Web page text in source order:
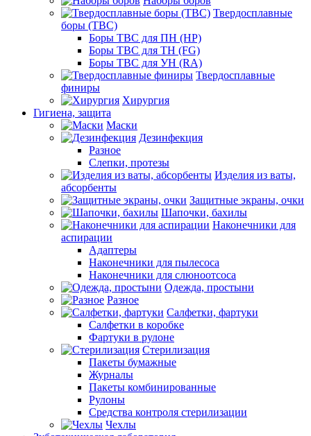
Твердосплавные
боры (ТВС)
Боры ТВС для ПН (HP)
Боры ТВС для ТН (FG)
Боры ТВС для УН (RA)
Твердосплавные
финиры
Хирургия
Гигиена, защита
Маски
Дезинфекция
Разное
Слепки, протезы
Изделия из ваты,
абсорбенты
Защитные экраны, очки
Шапочки, бахилы
Наконечники для
аспирации
Адаптеры
Наконечники для пылесоса
Наконечники для слюноотсоса
Одежда, простыни
Разное
Салфетки, фартуки
Салфетки в коробке
Фартуки в рулоне
Стерилизация
Пакеты бумажные
Журналы
Пакеты комбинированные
Рулоны
Средства контроля стерилизации
Чехлы